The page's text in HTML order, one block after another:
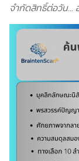
จำกัดสิทธิ์ต่อวัน...